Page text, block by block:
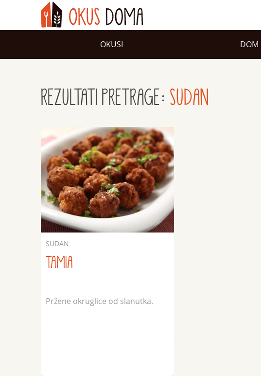
OKUSI DOM
REZULTATI PRETRAGE: SUDAN
SUDAN
TAMIA
Pržene okruglice od slanutka.